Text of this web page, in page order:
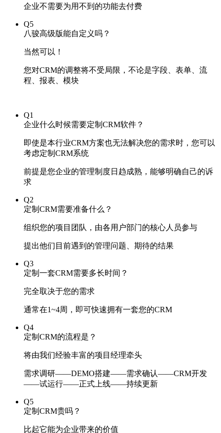
企业不需要为用不到的功能去付费
Q5
八骏高级版能自定义吗？
当然可以！
您对CRM的调整将不受局限，不论是字段、表单、流
程、报表、模块
Q1
企业什么时候需要定制CRM软件？
即使是本行业CRM方案也无法解决您的需求时，您可以
考虑定制CRM系统
前提是您企业的管理制度日趋成熟，能够明确自己的诉
求
Q2
定制CRM需要准备什么？
组织您的项目团队，由各用户部门的核心人员参与
提出他们目前遇到的管理问题、期待的结果
Q3
定制一套CRM需要多长时间？
完全取决于您的需求
通常在1~4周，即可快速拥有一套您的CRM
Q4
定制CRM的流程是？
将由我们经验丰富的项目经理牵头
需求调研——DEMO搭建——需求确认——CRM开发
——试运行——正式上线——持续更新
Q5
定制CRM贵吗？
比起它能为企业带来的价值